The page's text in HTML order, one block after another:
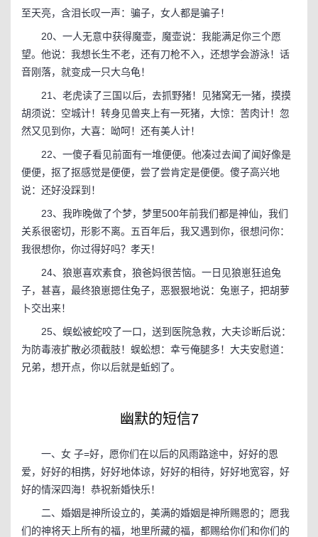
至天亮，含泪长叹一声：骗子，女人都是骗子！
20、一人无意中获得魔壶，魔壶说：我能满足你三个愿
望。他说：我想长生不老，还有刀枪不入，还想学会游泳！话
音刚落，就变成一只大乌龟！
21、老虎读了三国以后，去抓野猪！见猪窝无一猪，摸摸
胡须说：空城计！转身见兽夹上有一死猪，大惊：苦肉计！忽
然又见到你，大喜：呦呵！还有美人计！
22、一傻子看见前面有一堆便便。他凑过去闻了闻好像是
便便，抠了抠感觉是便便，尝了尝肯定是便便。傻子高兴地
说：还好没踩到！
23、我昨晚做了个梦，梦里500年前我们都是神仙，我们
关系很密切，形影不离。五百年后，我又遇到你，很想问你：
我很想你，你过得好吗？孝天！
24、狼崽喜欢素食，狼爸妈很苦恼。一日见狼崽狂追兔
子，甚喜，最终狼崽摁住兔子，恶狠狠地说：兔崽子，把胡萝
卜交出来！
25、蜈蚣被蛇咬了一口，送到医院急救，大夫诊断后说：
为防毒液扩散必须截肢！蜈蚣想：幸亏俺腿多！大夫安慰道：
兄弟，想开点，你以后就是蚯蚓了。
幽默的短信7
一、女 子=好，愿你们在以后的风雨路途中，好好的恩
爱，好好的相携，好好地体谅，好好的相待，好好地宽容，好
好的情深四海！恭祝新婚快乐！
二、婚姻是神所设立的，美满的婚姻是神所赐恩的；愿我
们的神将天上所有的福，地里所藏的福，都赐给你们和你们的